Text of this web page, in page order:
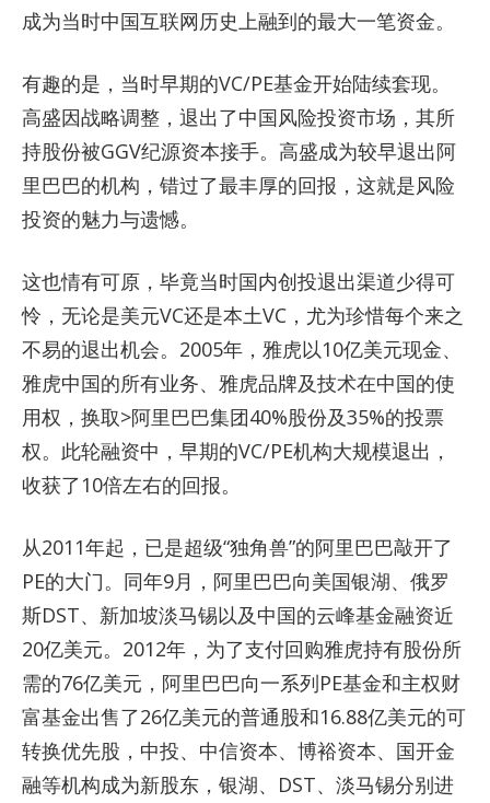
成为当时中国互联网历史上融到的最大一笔资金。
有趣的是，当时早期的VC/PE基金开始陆续套现。
高盛因战略调整，退出了中国风险投资市场，其所
持股份被GGV纪源资本接手。高盛成为较早退出阿
里巴巴的机构，错过了最丰厚的回报，这就是风险
投资的魅力与遗憾。
这也情有可原，毕竟当时国内创投退出渠道少得可
怜，无论是美元VC还是本土VC，尤为珍惜每个来之
不易的退出机会。2005年，雅虎以10亿美元现金、
雅虎中国的所有业务、雅虎品牌及技术在中国的使
用权，换取>阿里巴巴集团40%股份及35%的投票
权。此轮融资中，早期的VC/PE机构大规模退出，
收获了10倍左右的回报。
从2011年起，已是超级“独角兽”的阿里巴巴敲开了
PE的大门。同年9月，阿里巴巴向美国银湖、俄罗
斯DST、新加坡淡马锡以及中国的云峰基金融资近
20亿美元。2012年，为了支付回购雅虎持有股份所
需的76亿美元，阿里巴巴向一系列PE基金和主权财
富基金出售了26亿美元的普通股和16.88亿美元的可
转换优先股，中投、中信资本、博裕资本、国开金
融等机构成为新股东，银湖、DST、淡马锡分别进